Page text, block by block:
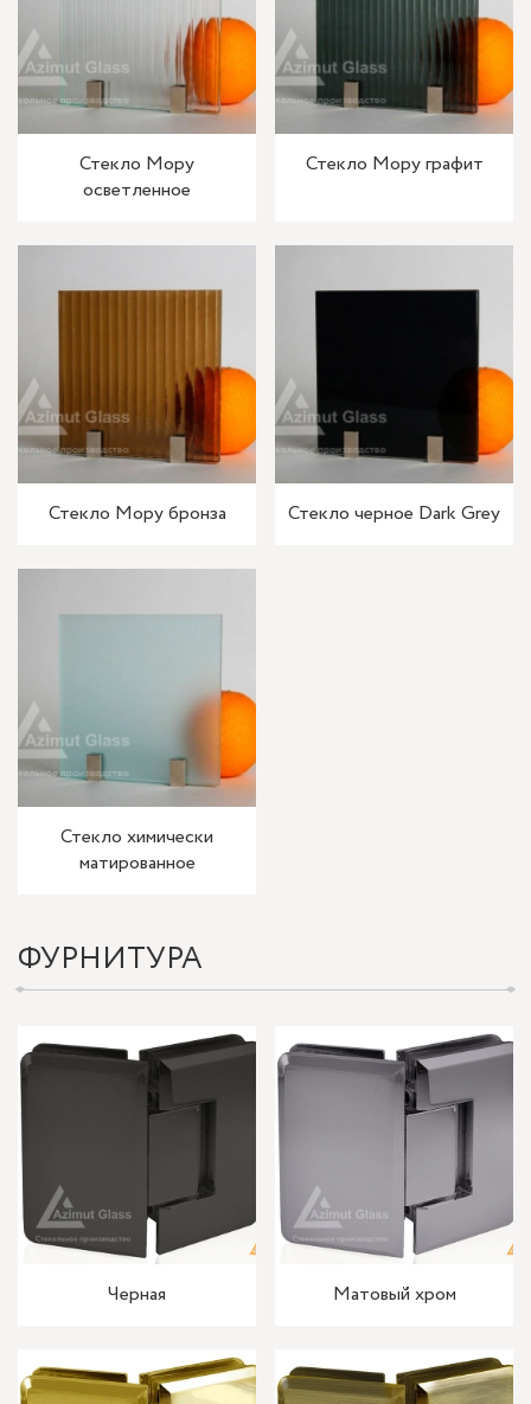
Стекло Мору
осветленное
Стекло Мору графит
Стекло Мору бронза Стекло черное Dark Grey
Стекло химически
матированное
ФУРНИТУРА
Черная Матовый хром